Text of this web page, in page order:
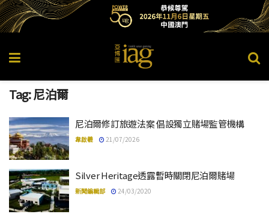
Tag:尼泊爾
尼泊爾修訂旅遊法案 倡設獨立賭場監管機構
韋啟羲 21/07/2026
Silver Heritage透露暫時關閉尼泊爾賭場
新聞編輯部 24/03/2020